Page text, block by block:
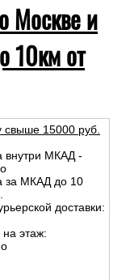
Москве и
10км от
свыше 15000 руб.
внутри МКАД -
за МКАД до 10
доставки:
этаж: